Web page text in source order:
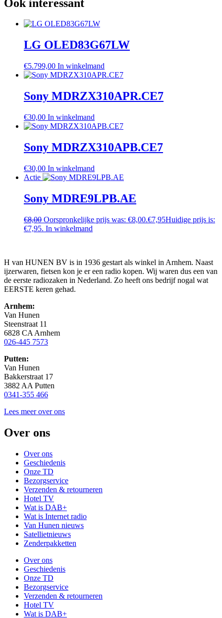
Ook interessant
LG OLED83G67LW
€5.799,00 In winkelmand
Sony MDRZX310APR.CE7
€30,00 In winkelmand
Sony MDRZX310APB.CE7
€30,00 In winkelmand
Actie
Sony MDRE9LPB.AE
€8,00 Oorspronkelijke prijs was: €8,00.€7,95Huidige prijs is:
€7,95. In winkelmand
H van HUNEN BV is in 1936 gestart als winkel in Arnhem. Naast
ijzerwaren, fietsen kon je er een radio kopen. Wij waren dus een van
de eerste radiozaken in Nederland. Zo heeft ons bedrijf nogal wat
EERSTE keren gehad.
Arnhem:
Van Hunen
Steenstraat 11
6828 CA Arnhem
026-445 7573
Putten:
Van Hunen
Bakkerstraat 17
3882 AA Putten
0341-355 466
Lees meer over ons
Over ons
Over ons
Geschiedenis
Onze TD
Bezorgservice
Verzenden & retourneren
Hotel TV
Wat is DAB+
Wat is Internet radio
Van Hunen nieuws
Satellietnieuws
Zenderpakketten
Over ons
Geschiedenis
Onze TD
Bezorgservice
Verzenden & retourneren
Hotel TV
Wat is DAB+